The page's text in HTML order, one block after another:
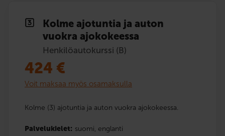
Kolme ajotuntia ja auton
vuokra ajokokeessa
Henkilöautokurssi (B)
424 €
Voit maksaa myös osamaksulla
Kolme (3) ajotuntia ja auton vuokra ajokokeessa.
Palvelukielet: suomi, englanti